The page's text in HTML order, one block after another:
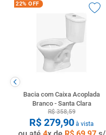
22% OFF
Bacia com Caixa Acoplada
Branco - Santa Clara
R$ 358,59
R$ 279,90 à vista